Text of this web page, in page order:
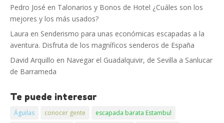
Pedro José en Talonarios y Bonos de Hotel ¿Cuáles son los
mejores y los más usados?
Laura en Senderismo para unas económicas escapadas a la
aventura. Disfruta de los magníficos senderos de España
David Arquillo en Navegar el Guadalquivir, de Sevilla a Sanlucar
de Barrameda
Te puede interesar
Águilas conocer gente
escapada barata Estambul